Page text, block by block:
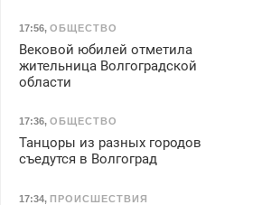
17:56, ОБЩЕСТВО
Вековой юбилей отметила
жительница Волгоградской
области
17:36, ОБЩЕСТВО
Танцоры из разных городов
съедутся в Волгоград
17:34, ПРОИСШЕСТВИЯ